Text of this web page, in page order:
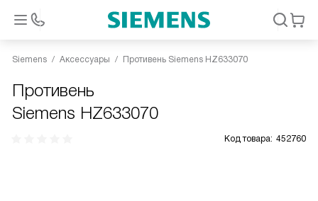
Siemens Аксессуары Противень Siemens HZ633070
Противень
Siemens HZ633070
Код товара: 452760